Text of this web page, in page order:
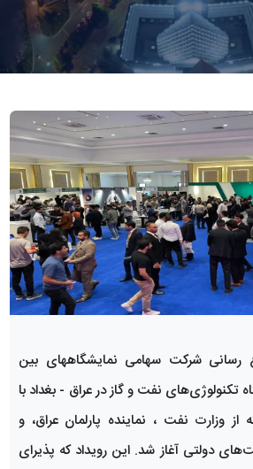
رسانی شرکت سهامی نمایشگاههای بین
تکنولوژی‌های نفت و گاز در عراق - بغداد با
وزارت نفت ، نماینده پارلمان عراق، و
دولتی آغاز شد. این رویداد که پذیرای